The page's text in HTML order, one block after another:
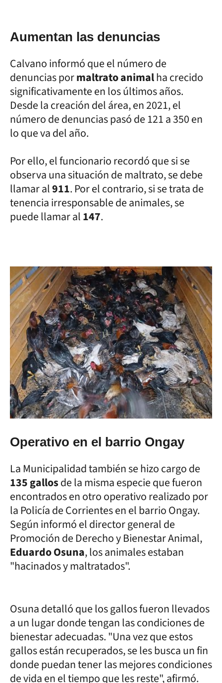
Aumentan las denuncias
Calvano informó que el número de
denuncias pormaltrato animalha crecido
significativamente en los últimos años.
Desde la creación del área, en 2021, el
número de denuncias pasó de 121 a 350 en
lo que va del año.
Por ello, el funcionario recordó que si se
observa una situación de maltrato, se debe
llamar al911. Por el contrario, si se trata de
tenencia irresponsable de animales, se
puede llamar al147.
Operativo en el barrio Ongay
La Municipalidad también se hizo cargo de
135 gallosde la misma especie que fueron
encontrados en otro operativo realizado por
la Policía de Corrientes en el barrio Ongay.
Según informó el director general de
Promoción de Derecho y Bienestar Animal,
Eduardo Osuna, los animales estaban
"hacinados y maltratados".
Osuna detalló que los gallos fueron llevados
a un lugar donde tengan las condiciones de
bienestar adecuadas. "Una vez que estos
gallos están recuperados, se les busca un fin
donde puedan tener las mejores condiciones
de vida en el tiempo que les reste", afirmó.